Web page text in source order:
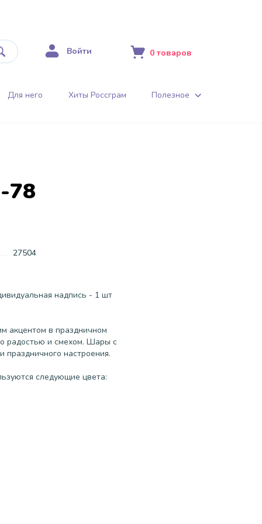
Войти 0 товаров
Для него Хиты Россграм Полезное
78
27504
надпись - 1 шт
акцентом в праздничном
радостью и смехом. Шары с
праздничного настроения.
следующие цвета: